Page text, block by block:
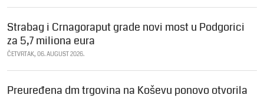
Strabag i Crnagoraput grade novi most u Podgorici
za 5,7 miliona eura
ČETVRTAK, 06. AUGUST 2026.
Preuređena dm trgovina na Koševu ponovo otvorila